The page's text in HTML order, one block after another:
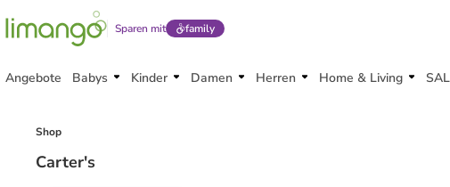
Sparen mit family
Angebote Babys Kinder Damen Herren Home & Living
Shop
Carter's